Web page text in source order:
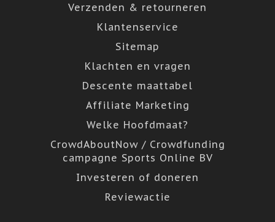
Verzenden & retourneren
Klantenservice
Sitemap
Klachten en vragen
Descente maattabel
Affiliate Marketing
Welke Hoofdmaat?
CrowdAboutNow / Crowdfunding
campagne Sports Online BV
Investeren of doneren
Reviewactie